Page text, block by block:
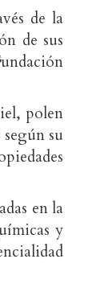
de la
de sus
polen
su
en la
y